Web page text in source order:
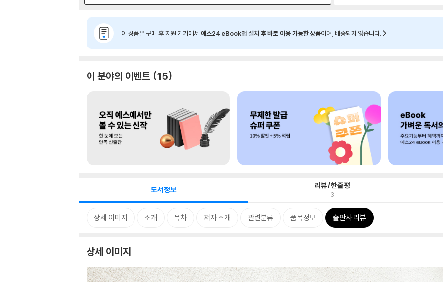
이 상품은 구매 후 지원 기기에서 예스24 eBook앱 설치 후 바로 이용 가능한 상품이며, 배송되지 않습니다.
이 분야의 이벤트 15
도서정보 리뷰/한줄평
3
상세 이미지 소개 목차 저자 소개 관련분류 품목정보 출판사 리뷰
상세 이미지